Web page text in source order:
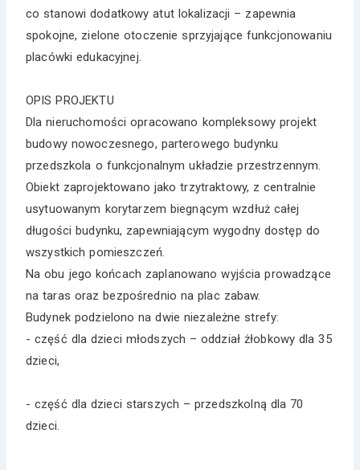
co stanowi dodatkowy atut lokalizacji – zapewnia
spokojne, zielone otoczenie sprzyjające funkcjonowaniu
placówki edukacyjnej.
OPIS PROJEKTU
Dla nieruchomości opracowano kompleksowy projekt
budowy nowoczesnego, parterowego budynku
przedszkola o funkcjonalnym układzie przestrzennym.
Obiekt zaprojektowano jako trzytraktowy, z centralnie
usytuowanym korytarzem biegnącym wzdłuż całej
długości budynku, zapewniającym wygodny dostęp do
wszystkich pomieszczeń.
Na obu jego końcach zaplanowano wyjścia prowadzące
na taras oraz bezpośrednio na plac zabaw.
Budynek podzielono na dwie niezależne strefy:
- część dla dzieci młodszych – oddział żłobkowy dla 35
dzieci,
- część dla dzieci starszych – przedszkolną dla 70
dzieci.